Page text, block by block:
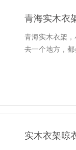
青海实木衣
青海实木衣架
去一个地方，
实木衣架晾